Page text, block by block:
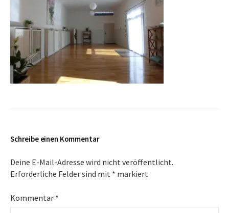
Schreibe einen Kommentar
Deine E-Mail-Adresse wird nicht veröffentlicht.
Erforderliche Felder sind mit * markiert
Kommentar *